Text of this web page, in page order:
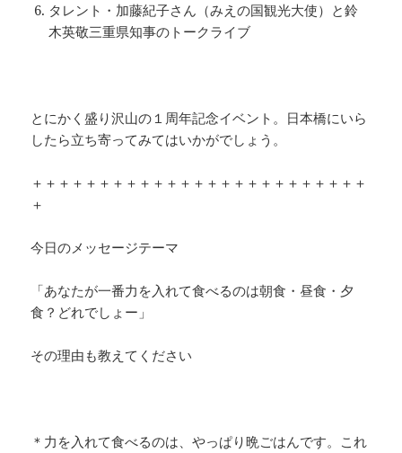
タレント・加藤紀子さん（みえの国観光大使）と鈴
木英敬三重県知事のトークライブ
とにかく盛り沢山の１周年記念イベント。日本橋にいら
したら立ち寄ってみてはいかがでしょう。
＋＋＋＋＋＋＋＋＋＋＋＋＋＋＋＋＋＋＋＋＋＋＋＋＋
＋
今日のメッセージテーマ
「あなたが一番力を入れて食べるのは朝食・昼食・夕
食？どれでしょー」
その理由も教えてください
＊力を入れて食べるのは、やっぱり晩ごはんです。これ